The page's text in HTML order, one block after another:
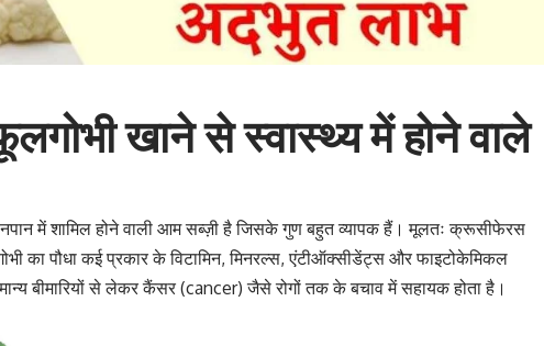
खाने से स्वास्थ्य में होने वाले
में शामिल होने वाली आम सब्ज़ी है जिसके गुण बहुत व्यापक हैं। मूलतःक्रूसीफेरस
का पौधा कई प्रकार के विटामिन, मिनरल्स, एंटीऑक्सीडेंट्स औरफाइटोकेमिकल
बीमारियों से लेकरकैंसर (cancer) जैसे रोगों तक के बचाव में सहायक होता है।